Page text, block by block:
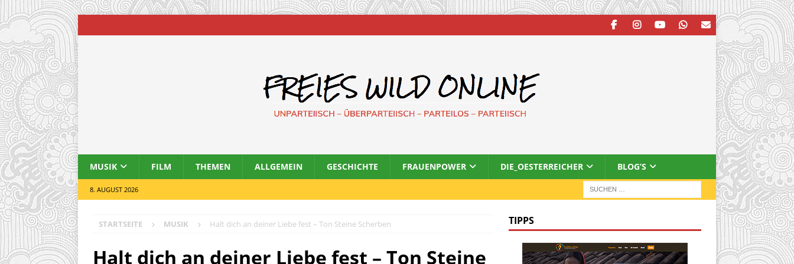
MUSIK FILM THEMEN ALLGEMEIN GESCHICHTE FRAUENPOWER DIE_OESTERREICHER BLOG’S
8. AUGUST 2026
STARTSEITE MUSIK Halt dich an deiner Liebe fest – Ton Steine Scherben
Halt dich an deiner Liebe fest – Ton Steine
TIPPS